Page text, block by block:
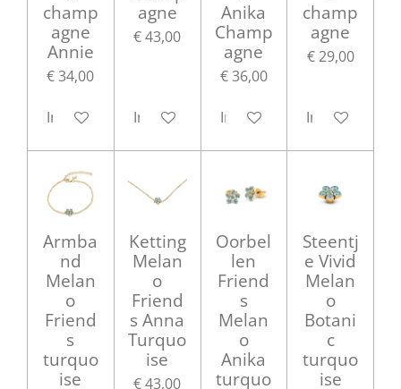
champ
agne
Annie
€ 34,00
In winkelwagen
agne
€ 43,00
In winkelwagen
Anika
Champ
agne
€ 36,00
In winkelwagen
champ
agne
€ 29,00
In
Armba
nd
Melan
o
Friend
s
turquo
ise
Ketting
Melan
o
Friend
s Anna
Turquo
ise
€ 43,00
Oorbel
len
Friend
s
Melan
o
Anika
turquo
Steentj
e Vivid
Melan
o
Botani
c
turquo
ise